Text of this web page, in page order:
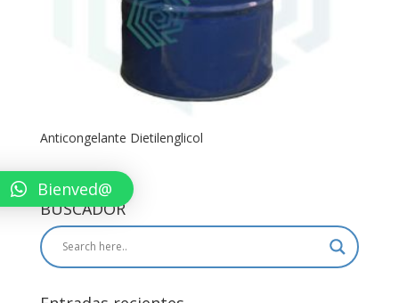
Anticongelante Dietilenglicol
BUSCADOR
Bienved@